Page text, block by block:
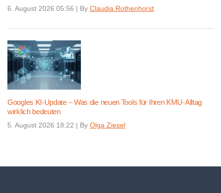
6. August 2026 05:56 | By Claudia Rothenhorst
Googles KI-Update – Was die neuen Tools für Ihren KMU-Alltag
wirklich bedeuten
5. August 2026 18:22 | By Olga Ziesel